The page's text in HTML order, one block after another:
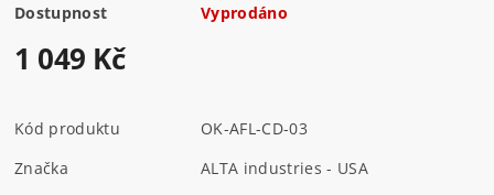
Dostupnost Vyprodáno
1 049 Kč
Kód produktu
OK-AFL-CD-03
Značka
ALTA industries - USA